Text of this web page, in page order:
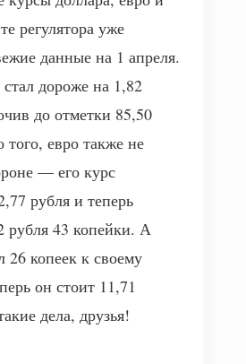
регулятора уже
данные на 1 апреля.
дороже на 1,82
до отметки 85,50
евро также не
— его курс
рубля и теперь
рубля 43 копейки. А
26 копеек к своему
он стоит 11,71
дела, друзья!